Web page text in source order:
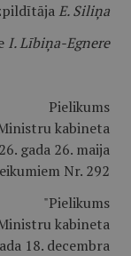
E. Siliņa
I. Lībiņa-Egnere
Pielikums
kabineta
gada 26. maija
Nr. 292
"Pielikums
kabineta
18. decembra